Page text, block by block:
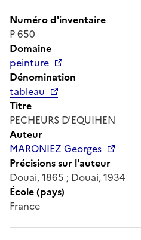
Numéro d'inventaire
P 650
Domaine
peinture
Dénomination
tableau
Titre
PECHEURS D'EQUIHEN
Auteur
MARONIEZ Georges
Précisions sur l'auteur
Douai, 1865 ; Douai, 1934
École (pays)
France